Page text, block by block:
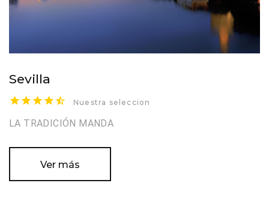
Sevilla
Nuestra seleccion
LA TRADICIÓN MANDA
Ver más